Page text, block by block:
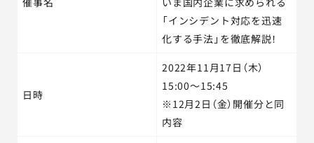
「インシデント対応を迅速
化する手法」を徹底解説！
日時
2022年11月17日（木）
15:00～15:45
※12月2日（金）開催分と同
内容